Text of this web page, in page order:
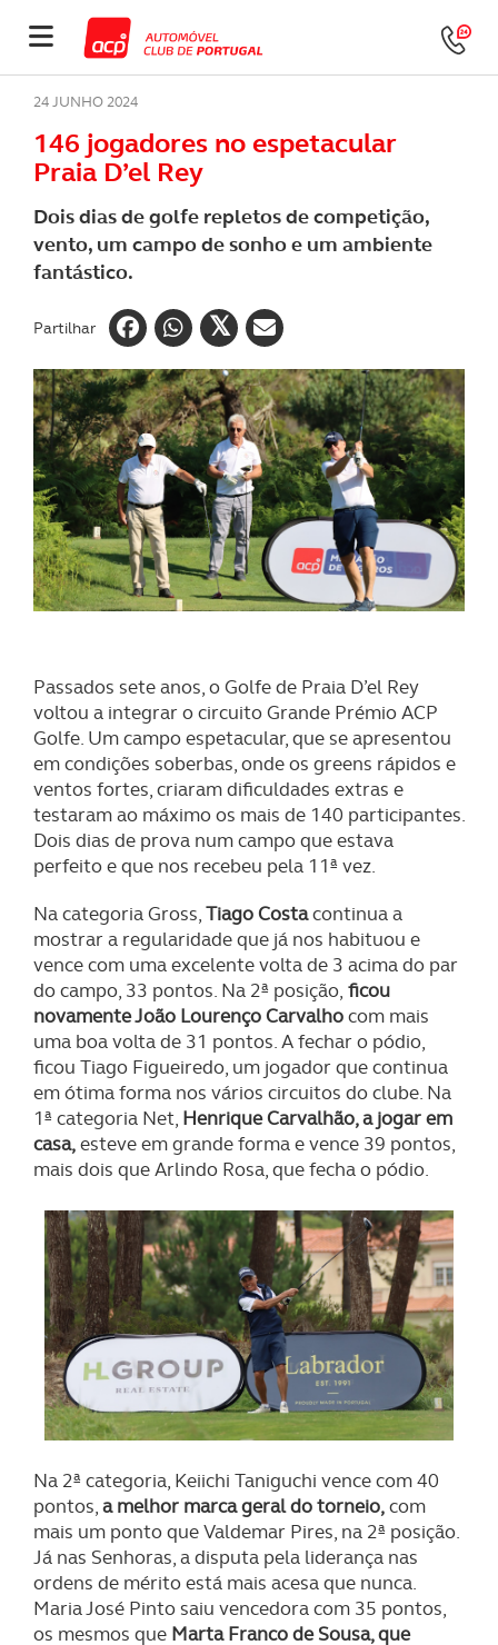
24 JUNHO 2024
146 jogadores no espetacular
Praia D’el Rey
Dois dias de golfe repletos de competição,
vento, um campo de sonho e um ambiente
fantástico.
Partilhar
Passados sete anos, o Golfe de Praia D’el Rey
voltou a integrar o circuito Grande Prémio ACP
Golfe. Um campo espetacular, que se apresentou
em condições soberbas, onde os greens rápidos e
ventos fortes, criaram dificuldades extras e
testaram ao máximo os mais de 140 participantes.
Dois dias de prova num campo que estava
perfeito e que nos recebeu pela 11ª vez.
Na categoria Gross,Tiago Costacontinua a
mostrar a regularidade que já nos habituou e
vence com uma excelente volta de 3 acima do par
do campo, 33 pontos. Na 2ª posição, ficou
novamente João Lourenço Carvalhocom mais
uma boa volta de 31 pontos. A fechar o pódio,
ficou Tiago Figueiredo, um jogador que continua
em ótima forma nos vários circuitos do clube. Na
1ª categoria Net, Henrique Carvalhão, a jogar em
casa,esteve em grande forma e vence 39 pontos,
mais dois que Arlindo Rosa, que fecha o pódio.
Na 2ª categoria, Keiichi Taniguchi vence com 40
pontos,a melhor marca geral do torneio,com
mais um ponto que Valdemar Pires, na 2ª posição.
Já nas Senhoras, a disputa pela liderança nas
ordens de mérito está mais acesa que nunca.
Maria José Pinto saiu vencedora com 35 pontos,
os mesmos que Marta Franco de Sousa, que